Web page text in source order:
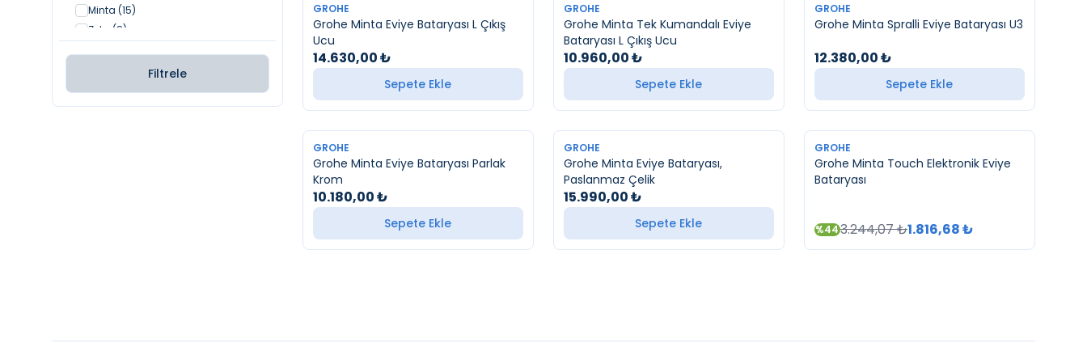
Minta (15)
Zeta (8)
Taormina Arch(4)
Scala(1)
Filtrele
YENI
GROHE
Grohe Minta Eviye Bataryası L Çıkış
Ucu
14.630,00₺
Sepete Ekle
YENI
GROHE
Grohe Minta Tek Kumandalı Eviye
Bataryası L Çıkış Ucu
10.960,00₺
Sepete Ekle
YENI
GROHE
Grohe Minta Spralli Eviye Bataryası U3
12.380,00₺
Sepete Ekle
YENI
GROHE
Grohe Minta Eviye Bataryası Parlak
Krom
10.180,00₺
Sepete Ekle
YENI
GROHE
Grohe Minta Eviye Bataryası,
Paslanmaz Çelik
15.990,00₺
Sepete Ekle
GROHE
Grohe Minta Touch Elektronik Eviye
Bataryası
%443.244,07₺1.816,68₺